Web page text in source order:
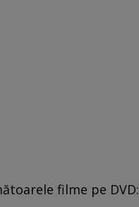
filme pe DVD: